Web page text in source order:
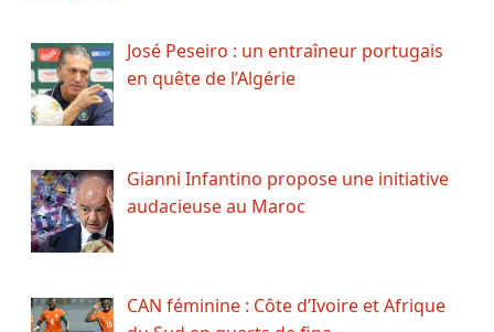
José Peseiro : un entraîneur portugais
en quête de l’Algérie
Gianni Infantino propose une initiative
audacieuse au Maroc
CAN féminine : Côte d’Ivoire et Afrique